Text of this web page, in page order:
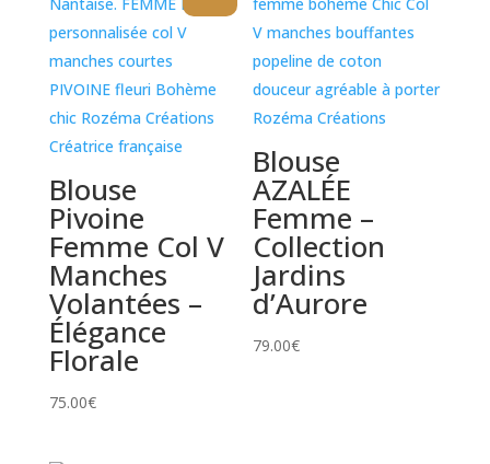
Blouse
Pivoine
Femme Col V
Manches
Volantées –
Élégance
Florale
75.00€
Blouse
AZALÉE
Femme –
Collection
Jardins
d’Aurore
79.00€